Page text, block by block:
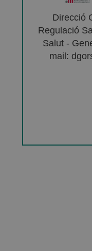
Direcció
Regulació
Salut -
mail: